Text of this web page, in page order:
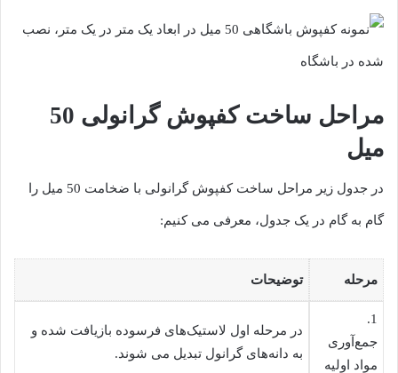
مراحل ساخت کفپوش گرانولی 50
میل
در جدول زیر مراحل ساخت کفپوش گرانولی با ضخامت 50 میل را
گام به گام در یک جدول، معرفی می کنیم:
مرحله توضیحات
1.
جمع‌آوری
مواد اولیه
در مرحله اول لاستیک‌های فرسوده بازیافت شده و
به دانه‌های گرانول تبدیل می شوند.